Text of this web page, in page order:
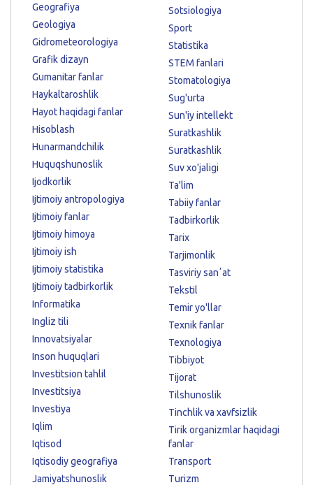
Geografiya
Geologiya
Gidrometeorologiya
Grafik dizayn
Gumanitar fanlar
Haykaltaroshlik
Hayot haqidagi fanlar
Hisoblash
Hunarmandchilik
Huquqshunoslik
Ijodkorlik
Ijtimoiy antropologiya
Ijtimoiy fanlar
Ijtimoiy himoya
Ijtimoiy ish
Ijtimoiy statistika
Ijtimoiy tadbirkorlik
Informatika
Ingliz tili
Innovatsiyalar
Inson huquqlari
Investitsion tahlil
Investitsiya
Investiya
Iqlim
Iqtisod
Iqtisodiy geografiya
Jamiyatshunoslik
Sotsiologiya
Sport
Statistika
STEM fanlari
Stomatologiya
Sug'urta
Sun'iy intellekt
Suratkashlik
Suratkashlik
Suv xo'jaligi
Ta'lim
Tabiiy fanlar
Tadbirkorlik
Tarix
Tarjimonlik
Tasviriy sanʼat
Tekstil
Temir yo'llar
Texnik fanlar
Texnologiya
Tibbiyot
Tijorat
Tilshunoslik
Tinchlik va xavfsizlik
Tirik organizmlar haqidagi
fanlar
Transport
Turizm